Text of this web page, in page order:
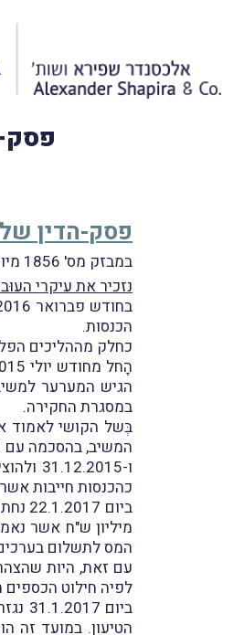
פסק-הדין
במבזק מס' 1856 מיום 2.6.2020 דיווחנו על פסק-הדין של בית-המשפט המחוזי בתל-אביב, מפי השופט ה' קירש, בעניין
נזכיר את עיקרי
הכנסות.
כחלק מההליכים
במסגרת החקירה.
בְּשל הקושי לאמוד
כהכנסות חייבות אשר
מיליון ש"ח אשר
המס לתשלום בערכים ריאליים
לפיה חילוט